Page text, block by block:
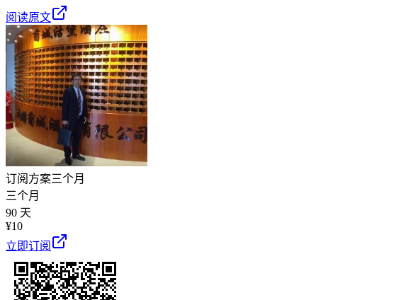
阅读原文
订阅方案三个月
三个月
90 天
¥10
立即订阅